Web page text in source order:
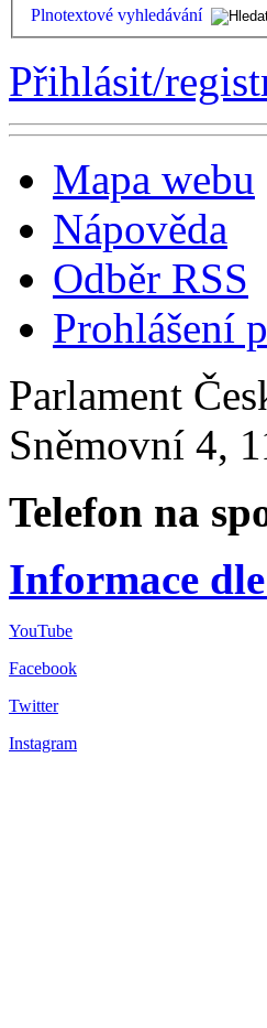
Plnotextové vyhledávání
Přihlásit/
Mapa webu
Nápověda
Odběr RSS
Prohlášení
Parlament
Sněmovní 4,
Telefon na
Informace
YouTube
Facebook
Twitter
Instagram